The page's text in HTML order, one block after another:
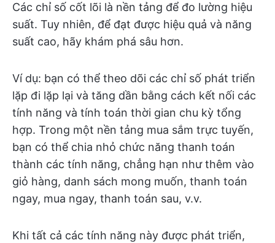
Các chỉ số cốt lõi là nền tảng để đo lường hiệu
suất. Tuy nhiên, để đạt được hiệu quả và năng
suất cao, hãy khám phá sâu hơn.
Ví dụ: bạn có thể theo dõi các chỉ số phát triển
lặp đi lặp lại và tăng dần bằng cách kết nối các
tính năng và tính toán thời gian chu kỳ tổng
hợp. Trong một nền tảng mua sắm trực tuyến,
bạn có thể chia nhỏ chức năng thanh toán
thành các tính năng, chẳng hạn như thêm vào
giỏ hàng, danh sách mong muốn, thanh toán
ngay, mua ngay, thanh toán sau, v.v.
Khi tất cả các tính năng này được phát triển,